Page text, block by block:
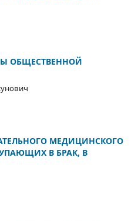
ОБЩЕСТВЕННОЙ
МЕДИЦИНСКОГО
В БРАК, В